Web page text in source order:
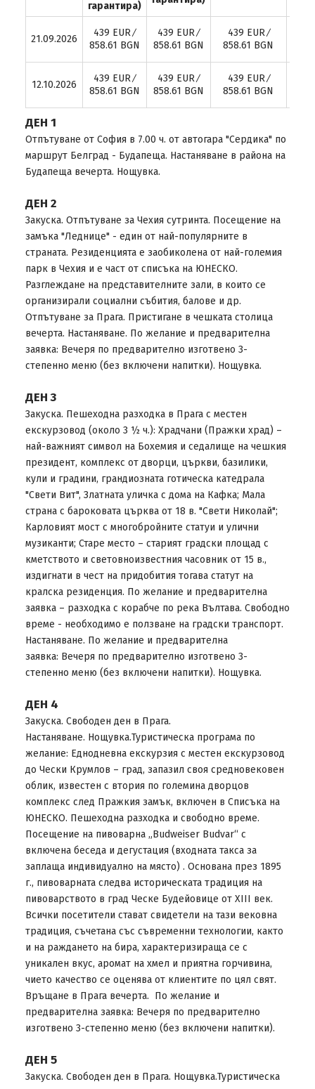
гарантира)
21.09.2026
439 EUR ∕
858.61 BGN
439 EUR ∕
858.61 BGN
439 EUR ∕
858.61 BGN
12.10.2026
439 EUR ∕
858.61 BGN
439 EUR ∕
858.61 BGN
439 EUR ∕
858.61 BGN
ДЕН 1
Отпътуване от София в 7.00 ч. от автогара "Сердика" по
маршрут Белград - Будапеща. Настаняване в района на
Будапеща вечерта. Нощувка.
ДЕН 2
Закуска. Отпътуване за Чехия сутринта. Посещение на
замъка "Леднице" - един от най-популярните в
страната. Резиденцията е заобиколена от най-големия
парк в Чехия и е част от списъка на ЮНЕСКО.
Разглеждане на представителните зали, в които се
организирали социални събития, балове и др.
Отпътуване за Прага. Пристигане в чешката столица
вечерта. Настаняване. По желание и предварителна
заявка: Вечеря по предварително изготвено 3-
степенно меню (без включени напитки). Нощувка.
ДЕН 3
Закуска. Пешеходна разходка в Прага с местен
екскурзовод (около 3 ½ ч.): Храдчани (Пражки храд) –
най-важният символ на Бохемия и седалище на чешкия
президент, комплекс от дворци, църкви, базилики,
кули и градини, грандиозната готическа катедралa
"Свети Вит", Златната уличка с дома на Кафка; Мала
страна с бароковата църква от 18 в. "Свети Николай";
Карловият мост с многобройните статуи и улични
музиканти; Старе место – старият градски площад с
кметството и световноизвестния часовник от 15 в.,
издигнати в чест на придобития тогава статут на
кралска резиденция. По желание и предварителна
заявка – разходка с корабче по река Вълтава. Свободно
време - необходимо е ползване на градски транспорт.
Настаняване. По желание и предварителна
заявка: Вечеря по предварително изготвено 3-
степенно меню (без включени напитки). Нощувка.
ДЕН 4
Закуска. Свободен ден в Прага.
Настаняване. Нощувка.Туристическа програма по
желание: Еднодневна екскурзия с местен екскурзовод
до Чески Крумлов – град, запазил своя средновековен
облик, известен с втория по големина дворцов
комплекс след Пражкия замък, включен в Списъка на
ЮНЕСКО. Пешеходна разходка и свободно време.
Посещение на пивоварна „Budweiser Budvar“ с
включена беседа и дегустация (входната такса за
заплаща индивидуално на място) . Основана през 1895
г., пивоварната следва историческата традиция на
пивоварството в град Ческе Будейовице от ХІІІ век.
Всички посетители стават свидетели на тази вековна
традиция, съчетана със съвременни технологии, както
и на раждането на бира, характеризираща се с
уникален вкус, аромат на хмел и приятна горчивина,
чието качество се оценява от клиентите по цял свят.
Връщане в Прага вечерта. По желание и
предварителна заявка: Вечеря по предварително
изготвено 3-степенно меню (без включени напитки).
ДЕН 5
Закуска. Свободен ден в Прага. Нощувка.Туристическа